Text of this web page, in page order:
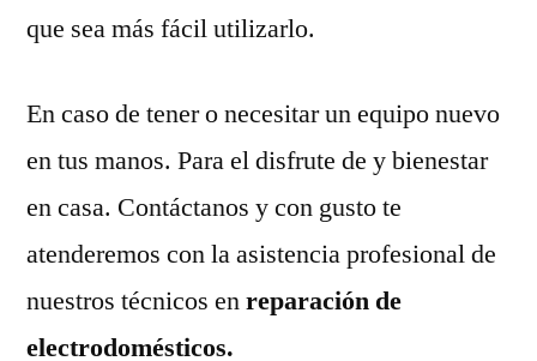
que sea más fácil utilizarlo.
En caso de tener o necesitar un equipo nuevo
en tus manos. Para el disfrute de y bienestar
en casa. Contáctanos y con gusto te
atenderemos con la asistencia profesional de
nuestros técnicos enreparación de
electrodomésticos.